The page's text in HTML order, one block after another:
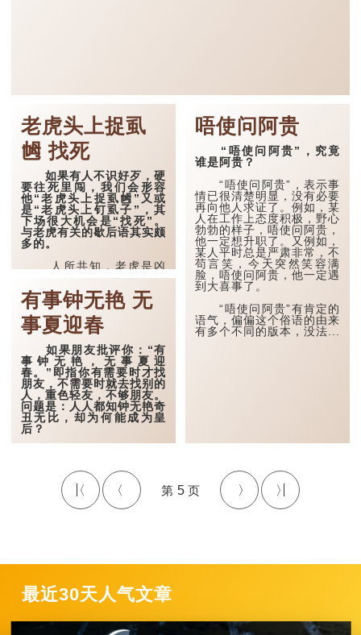
老虎头上捉虱
乸 找死
如果有人不识好歹，硬
要往死里闯，我们会形容
他“老虎头上捉虱乸”又或
是“老虎头上钉虱子”，其
下场很大机会是“找死”。
与老虎有关的歇后语其实颇
多的。
人所共知，老虎是凶
猛的野兽，森林里的动物也
不会靠近他，它的头（包括
其他部位）更无人愿意触
摸，所以如果有人明知山有
虎，偏向虎山行，硬要在老
虎的头上捉虱子，当然下场
不会好，是自找麻烦、自掘
坟墓之举。
其他与老虎这动物相关
的歇后语有很多，包括“老
虎头上打苍蝇”、“老虎嘴里
拔牙”、“老虎嘴上拔
毛”、...
有事钟无艳 无
事夏迎春
如果朋友批评你：“有
事钟无艳，无事夏迎
春。”即指你有需要时才找
朋友，不需要时就去找别的
人，重色轻友，不够朋友。
问题是：人人都知钟无艳奇
丑无比，却为何能成为皇
后？
王纵情声色、不理国事，国
家积弱无力。一名叫钟无艳
的女子，年届四十，自荐见
齐宣王，道出齐国积弱之
丑陋。她原名钟离春，是无
盐邑人，后来就被称为钟无
唔使问阿贵
“唔使问阿贵”，究竟
谁是阿贵？
“唔使问阿贵”，表示事
情已很清楚明显，没有必要
再向他人求证了。例如，某
人在工作上态度积极，野心
勃勃的样子，唔使问阿贵，
他一定想升职了。又例如，
某人平时总是严肃非常，不
苟言笑，今天突然笑容满
脸，唔使问阿贵，他一定遇
到大喜事了。
“唔使问阿贵”有肯定的
语气，偏偏这个俗语的由来
有多个不同的版本，没法...
5
最近30天人气文章